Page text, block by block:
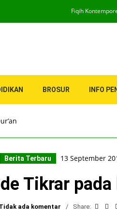
Fiqih
BROSUR INFO
Berita Terbaru 13 September
Tikrar pada
ada komentar Share: